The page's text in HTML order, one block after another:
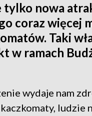
tylko nowa
coraz więcej
Taki
w ramach
wydaje nam
ludzie